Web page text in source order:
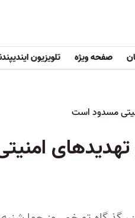
صفحه ویژه تلویزیون
مسدود است
تهدیدهای